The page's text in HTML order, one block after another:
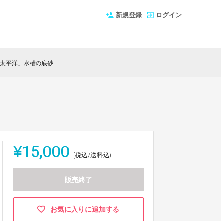
新規登録 ログイン
平洋」水槽の底砂
¥15,000 (税込/送料込)
販売終了
お気に入りに追加する